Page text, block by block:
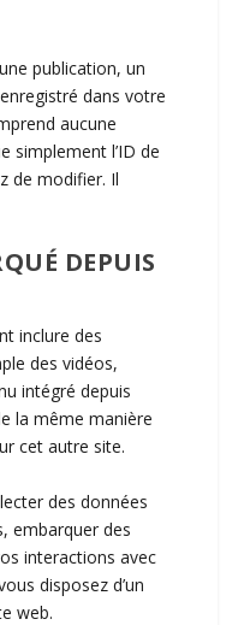
publication, un
dans votre
aucune
simplement l’ID de
de modifier. Il
DEPUIS
inclure des
des vidéos,
intégré depuis
la même manière
cet autre site.
des données
embarquer des
interactions avec
disposez d’un
web.